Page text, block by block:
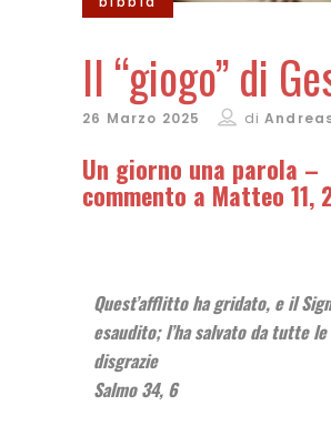
Il “giogo” di
26 Marzo 2025 di
Un giorno una parola –
commento a Matteo 11,
Quest’afflitto ha gridato, e il
esaudito; l’ha salvato da tutte
disgrazie
Salmo 34, 6